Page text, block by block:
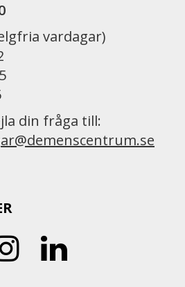
vardagar)
din fråga till: